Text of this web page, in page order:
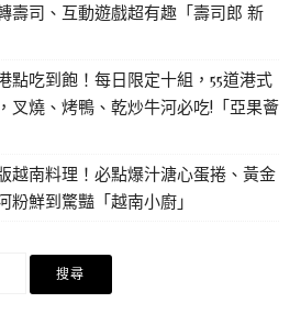
壽司、互動遊戲超有趣「壽司郎 新
點吃到飽！每日限定十組，55道港式
叉燒、烤鴨、乾炒牛河必吃!「亞果薈
越南料理！必點爆汁溏心蛋捲、黃金
鮮到驚豔「越南小廚」